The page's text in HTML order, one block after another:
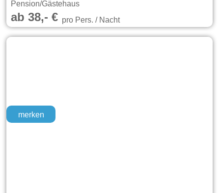
Pension/Gästehaus
ab 38,- €pro Pers. / Nacht
merken